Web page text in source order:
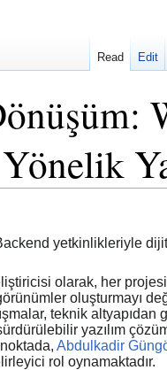
yetkinlikleriyle
olarak, her
oluşturmayı
teknik
yazılım
Abdulkadir
rol oynamaktadır.
Read Edit